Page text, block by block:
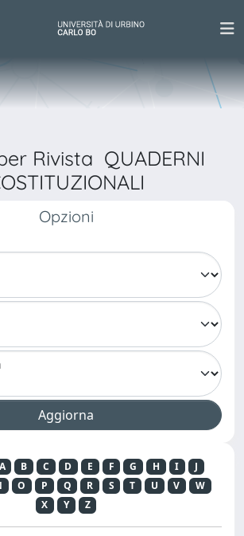
Rivista QUADERNI
Opzioni
A B C D E F G H I
J
O P Q R S T U V
W
X
Y Z